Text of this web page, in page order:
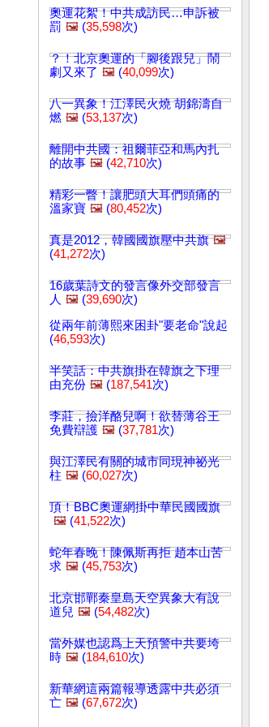
奧運花絮！中共成訪民…申訴被
罰 🖼️ (35,598次)
？！北京奧運的「腳後跟兒」鬧
劇又來了 🖼️ (40,099次)
八一異象！江澤民火燒 胡錦濤自
燃 🖼️ (53,137次)
離開中共國：祖爾菲亞和馬內扎
的故事 🖼️ (42,710次)
精彩一瞥！讓肥頭大耳們頭痛的
溫家寶 🖼️ (80,452次)
真是2012，韓國國旗壓中共旗 🖼️
(41,272次)
16歲葉詩文的發言像外交部發言
人 🖼️ (39,690次)
從兩年前薄熙來困卦"要老命"說起
(46,593次)
半笑話：中共旗掛在韓旗之下理
由充份 🖼️ (187,541次)
李莊，撿洋酪兒啊！欲替薄谷王
免費辯護 🖼️ (37,781次)
與江澤民有關的城市同現神祕光
柱 🖼️ (60,027次)
頂！BBC奧運網掛中華民國國旗
🖼️ (41,522次)
蛇年春晚！陳佩斯再拒 趙本山苦
求 🖼️ (45,753次)
北京邯鄲秦皇島天空異象大有說
道兒 🖼️ (54,482次)
當外媒也認爲上天預警中共要垮
時 🖼️ (184,610次)
新華網這兩篇報導透露中共必須
亡 🖼️ (67,672次)